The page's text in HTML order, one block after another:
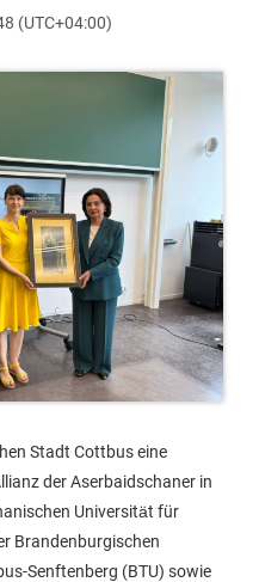
(UTC+04:00)
Stadt Cottbus eine
der Aserbaidschaner in
Universität für
Brandenburgischen
Senftenberg (BTU) sowie